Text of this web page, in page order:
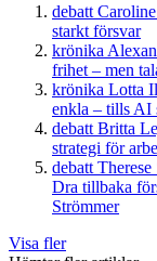
debatt
starkt försvar
krönika
frihet – men
krönika Lotta
enkla – tills AI
debatt Britta
strategi för
debatt
Dra tillbaka
Strömmer
Visa fler